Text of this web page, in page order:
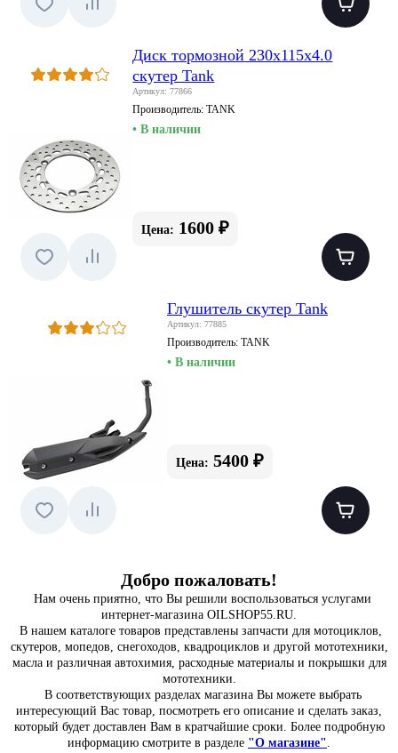
Диск тормозной 230х115х4.0
скутер Tank
Артикул: 77866
Производитель:TANK
• В наличии
Цена: 1600 ₽
Глушитель скутер Tank
Артикул: 77885
Производитель: TANK
• В наличии
Цена: 5400 ₽
Добро пожаловать!
Нам очень приятно, что Вы решили воспользоваться услугами
интернет-магазина OILSHOP55.RU.
В нашем каталоге товаров представлены запчасти для мотоциклов,
скутеров, мопедов, снегоходов, квадроциклов и другой мототехники,
масла и различная автохимия, расходные материалы и покрышки для
мототехники.
В соответствующих разделах магазина Вы можете выбрать
интересующий Вас товар, посмотреть его описание и сделать заказ,
который будет доставлен Вам в кратчайшие сроки. Более подробную
информацию смотрите в разделе "О магазине"